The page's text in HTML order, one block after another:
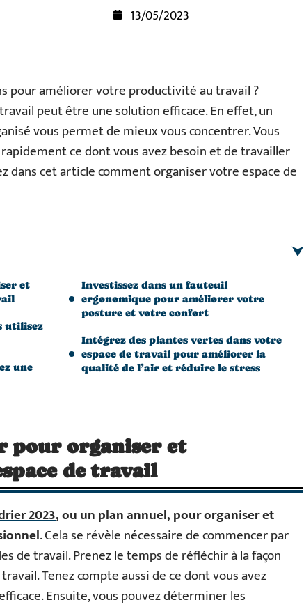
13/05/2023
pour améliorer votre productivité au travail ?
peut être une solution efficace. En effet, un
vous permet de mieux vous concentrer. Vous
ce dont vous avez besoin et de travailler
dans cet article comment organiser votre espace de
et
utilisez
une
Investissez dans un fauteuil
ergonomique pour améliorer votre
posture et votre confort
Intégrez des plantes vertes dans votre
espace de travail pour améliorer la
qualité de l’air et réduire le stress
pour organiser et
de travail
2023, ou un plan annuel, pour organiser et
. Cela se révèle nécessaire de commencer par
de travail. Prenez le temps de réfléchir à la façon
Tenez compte aussi de ce dont vous avez
Ensuite, vous pouvez déterminer les